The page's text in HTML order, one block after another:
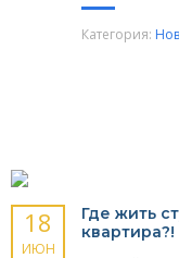
Категория:
18
ИЮН
Где жить
квартира?!